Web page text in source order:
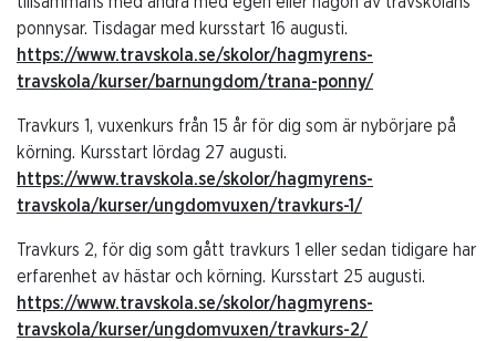
ponnysar. Tisdagar med kursstart 16 augusti.
https://www.travskola.se/skolor/hagmyrens-
travskola/kurser/barnungdom/trana-ponny/
Travkurs 1, vuxenkurs från 15 år för dig som är nybörjare på
körning. Kursstart lördag 27 augusti.
https://www.travskola.se/skolor/hagmyrens-
travskola/kurser/ungdomvuxen/travkurs-1/
Travkurs 2, för dig som gått travkurs 1 eller sedan tidigare har
erfarenhet av hästar och körning. Kursstart 25 augusti.
https://www.travskola.se/skolor/hagmyrens-
travskola/kurser/ungdomvuxen/travkurs-2/